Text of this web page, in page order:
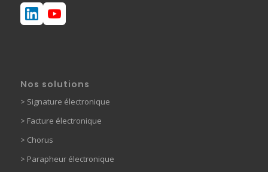
Nos solutions
> Signature électronique
> Facture électronique
> Chorus
> Parapheur électronique